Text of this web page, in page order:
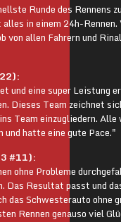
Runde des Rennens
in einem 24h-
von allen Fahrern und
und eine super Leistung
Dieses Team zeichnet
Team einzugliedern.
und hatte eine gute Pace."
#11):
ohne Probleme
Das Resultat passt und
das Schwesterauto ohne
Rennen genauso viel